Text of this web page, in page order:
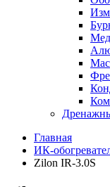
Главная
ИК-
Zilon IR-3.0S